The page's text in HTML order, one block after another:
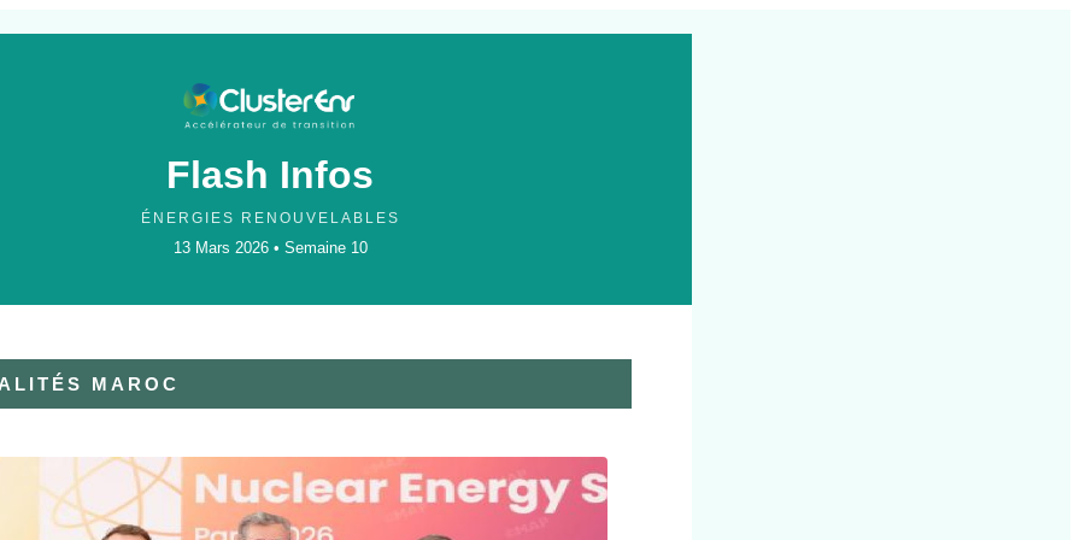
Flash Infos
ÉNERGIES RENOUVELABLES
13 Mars 2026 • Semaine 10
MAROC